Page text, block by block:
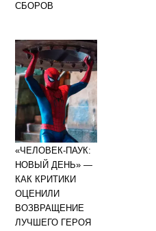
СБОРОВ
«ЧЕЛОВЕК-ПАУК:
НОВЫЙ ДЕНЬ» —
КАК КРИТИКИ
ОЦЕНИЛИ
ВОЗВРАЩЕНИЕ
ЛУЧШЕГО ГЕРОЯ